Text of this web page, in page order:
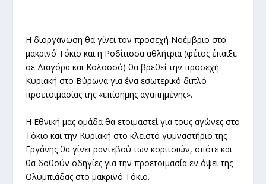
Η διοργάνωση θα γίνει τον προσεχή Νοέμβριο στο
μακρινό Τόκιο και η Ροδίτισσα αθλήτρια (φέτος έπαιξε
σε Διαγόρα και Κολοσσό) θα βρεθεί την προσεχή
Κυριακή στο Βύρωνα για ένα εσωτερικό διπλό
προετοιμασίας της «επίσημης αγαπημένης».
Η Εθνική μας ομάδα θα ετοιμαστεί για τους αγώνες στο
Τόκιο και την Κυριακή στο κλειστό γυμναστήριο της
Εργάνης θα γίνει ραντεβού των κοριτσιών, οπότε και
θα δοθούν οδηγίες για την προετοιμασία εν όψει της
Ολυμπιάδας στο μακρινό Τόκιο.